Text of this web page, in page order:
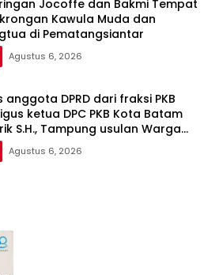
Jocoffe dan Bakmi Tempat
Kawula Muda dan
di Pematangsiantar
Agustus 6, 2026
anggota DPRD dari fraksi PKB
ketua DPC PKB Kota Batam
S.H., Tampung usulan Warga
Indah Minta Jalan, Ambulans, dan
Olahraga
Agustus 6, 2026